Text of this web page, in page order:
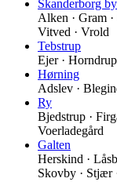
Skanderborg by
Alken · Gram
Vitved · Vrold
Tebstrup
Ejer ·
Hørning
Adslev ·
Ry
Bjedstrup ·
Voerladegård
Galten
Herskind ·
Skovby · Stjær